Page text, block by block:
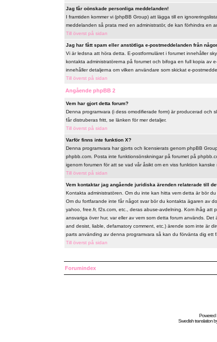
Jag får oönskade personliga meddelanden!
I framtiden kommer vi (phpBB Group) att lägga till en
meddelanden så prata med en administratör, de kan förhindra en
Till överst på sidan
Jag har fått spam eller anstötliga e-postmeddelanden från
Vi är ledsna att höra detta. E-postformuläret i forumet innehåller
kontakta administratörerna på forumet och bifoga en full kopia av
innehåller detaljerna om vilken användare som skickat e-
Till överst på sidan
Angående phpBB 2
Vem har gjort detta forum?
Denna programvara (i dess omodifierade form) är producerad och
får distruberas fritt, se länken för mer detaljer.
Till överst på sidan
Varför finns inte funktion X?
Denna programvara har gjorts och licensierats genom phpBB
phpbb.com. Posta inte funktionsönskningar på forumet på
igenom forumen för att se vad vår åsikt om en viss funktion
Till överst på sidan
Vem kontaktar jag angående juridiska ärenden relaterade till
Kontakta administratören. Om du inte kan hitta vem detta är bör
Om du fortfarande inte får något svar bör du kontakta ägaren av
yahoo, free.fr, f2s.com, etc., deras abuse-avdelning. Kom ihåg
ansvariga över hur, var eller av vem som detta forum används.
and desist, liable, defamatory comment, etc.) ärende som inte är
parts använding av denna programvara så kan du förvänta dig ett
Till överst på sidan
Forumindex
Powered
Swedishtranslation